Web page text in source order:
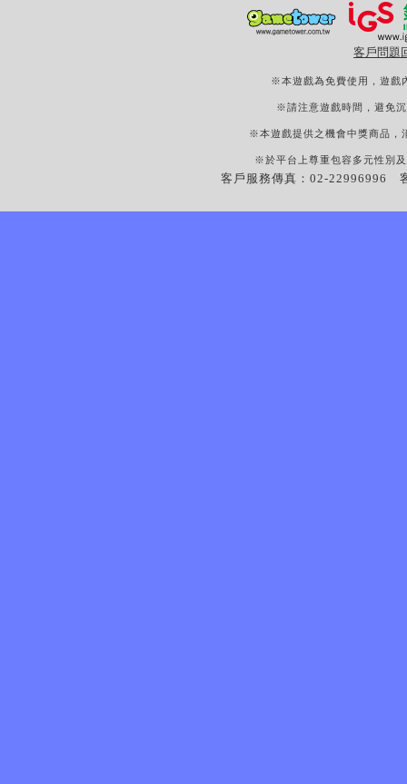
客戶問題
※本遊戲為免費使用，遊戲
※請注意遊戲時間，避免
※本遊戲提供之機會中獎商品，
※於平台上尊重包容多元性別
客戶服務傳真：02-22996996